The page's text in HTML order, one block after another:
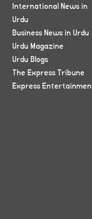
International News in
Urdu
Business News in Urdu
Urdu Magazine
Urdu Blogs
The Express Tribune
Express